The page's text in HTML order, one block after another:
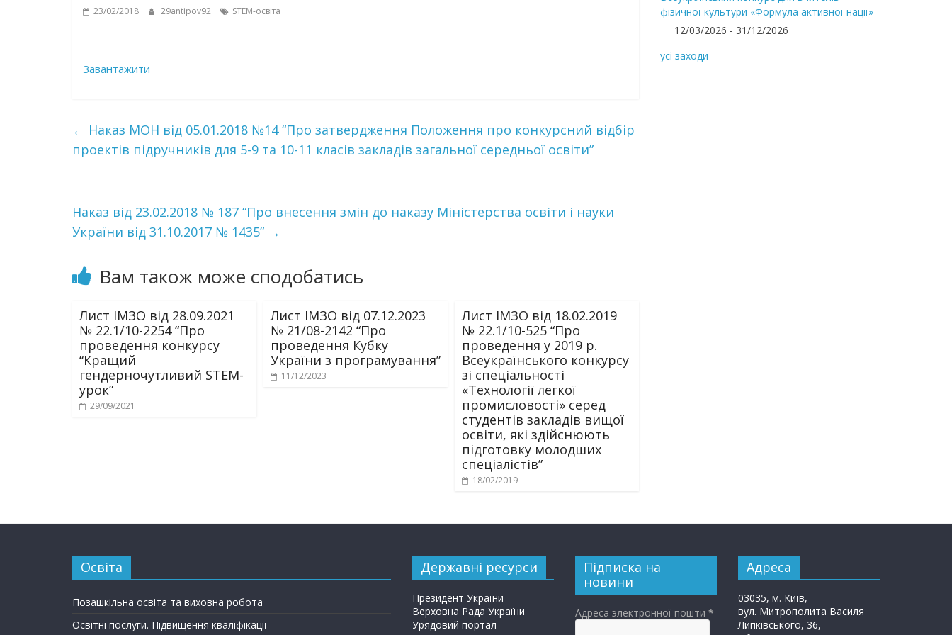
23/02/2018 29antipov92 STEM-освіта
Завантажити
← Наказ МОН від 05.01.2018 №14 “Про затвердження Положення про конкурсний відбір
проектів підручників для 5-9 та 10-11 класів закладів загальної середньої освіти”
Наказ від 23.02.2018 № 187 “Про внесення змін до наказу Міністерства освіти і науки
України від 31.10.2017 № 1435” →
Вам також може сподобатись
Лист ІМЗО від 28.09.2021
№ 22.1/10-2254 “Про
проведення конкурсу
“Кращий
гендерночутливий STEM-
урок”
29/09/2021
Лист ІМЗО від 07.12.2023
№ 21/08-2142 “Про
проведення Кубку
України з програмування”
11/12/2023
Лист ІМЗО від 18.02.2019
№ 22.1/10-525 “Про
проведення у 2019 р.
Всеукраїнського конкурсу
зі спеціальності
«Технології легкої
промисловості» серед
студентів закладів вищої
освіти, які здійснюють
підготовку молодших
спеціалістів”
18/02/2019
фізичної культури «Формула активної нації»
12/03/2026 - 31/12/2026
усі заходи
Освіта
Позашкільна освіта та виховна робота
Освітні послуги. Підвищення кваліфікації
Державні ресурси
Президент України
Верховна Рада України
Урядовий портал
Підписка на
новини
Адреса электронної пошти *
Адреса
03035, м. Київ,
вул. Митрополита Василя
Липківського, 36,